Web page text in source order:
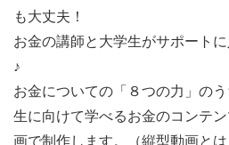
も大丈夫！
お金の講師と大学生がサポート
♪
お金についての「８つの力」の
生に向けて学べるお金のコンテ
画で制作します。（縦型動画と